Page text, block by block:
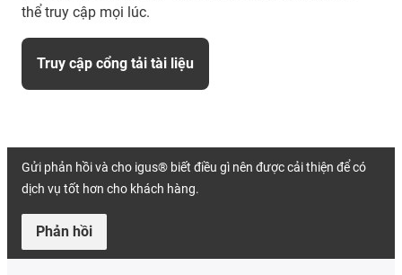
thể truy cập mọi lúc.
Truy cập cổng tải tài liệu
Gửi phản hồi và cho igus® biết điều gì nên được cải thiện để có
dịch vụ tốt hơn cho khách hàng.
Phản hồi